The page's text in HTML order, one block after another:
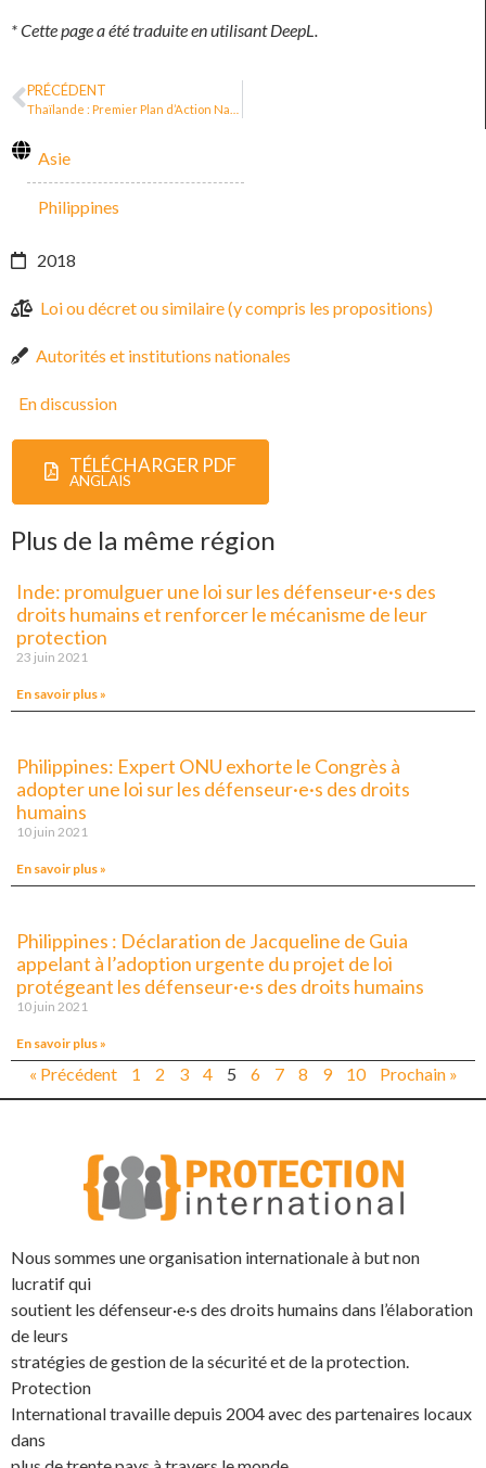
* Cette page a été traduite en utilisant DeepL.
PRÉCÉDENT
Asie
Philippines
2018
Loi ou décret ou similaire (y compris les propositions)
Autorités et institutions nationales
En discussion
TÉLÉCHARGER PDF
ANGLAIS
Plus de la même région
Inde: promulguer une loi sur les défenseur·e·s des
droits humains et renforcer le mécanisme de leur
protection
23 juin 2021
En savoir plus »
Philippines: Expert ONU exhorte le Congrès à
adopter une loi sur les défenseur·e·s des droits
humains
10 juin 2021
En savoir plus »
Philippines : Déclaration de Jacqueline de Guia
appelant à l’adoption urgente du projet de loi
protégeant les défenseur·e·s des droits humains
10 juin 2021
En savoir plus »
« Précédent 1 2 3 4 5 6 7 8 9 10 Prochain »
Nous sommes une organisation internationale à but non
lucratif qui
soutient les défenseur·e·s des droits humains dans l’élaboration
de leurs
stratégies de gestion de la sécurité et de la protection.
Protection
International travaille depuis 2004 avec des partenaires locaux
dans